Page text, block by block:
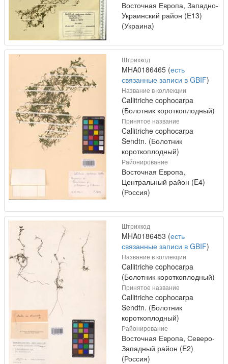
Восточная Европа, Западно-
Украинский район (E13)
(Украина)
Штрихкод
MHA0186465 (есть
связанные записи в GBIF)
Название в коллекции
Callitriche cophocarpa
(Болотник короткоплодный)
Принятое название
Callitriche cophocarpa
Sendtn. (Болотник
короткоплодный)
Районирование
Восточная Европа,
Центральный район (E4)
(Россия)
Штрихкод
MHA0186453 (есть
связанные записи в GBIF)
Название в коллекции
Callitriche cophocarpa
(Болотник короткоплодный)
Принятое название
Callitriche cophocarpa
Sendtn. (Болотник
короткоплодный)
Районирование
Восточная Европа, Северо-
Западный район (E2)
(Россия)